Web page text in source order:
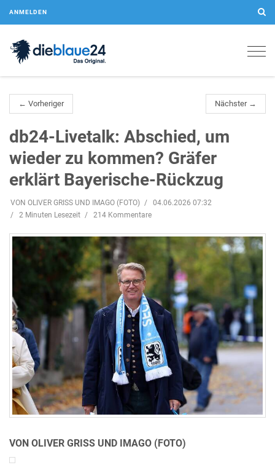
ANMELDEN
← Vorheriger Nächster →
db24-Livetalk: Abschied, um
wieder zu kommen? Gräfer
erklärt Bayerische-Rückzug
VON OLIVER GRISS UND IMAGO (FOTO)
04.06.2026 07:32
2 Minuten Lesezeit
214 Kommentare
VON OLIVER GRISS UND IMAGO (FOTO)